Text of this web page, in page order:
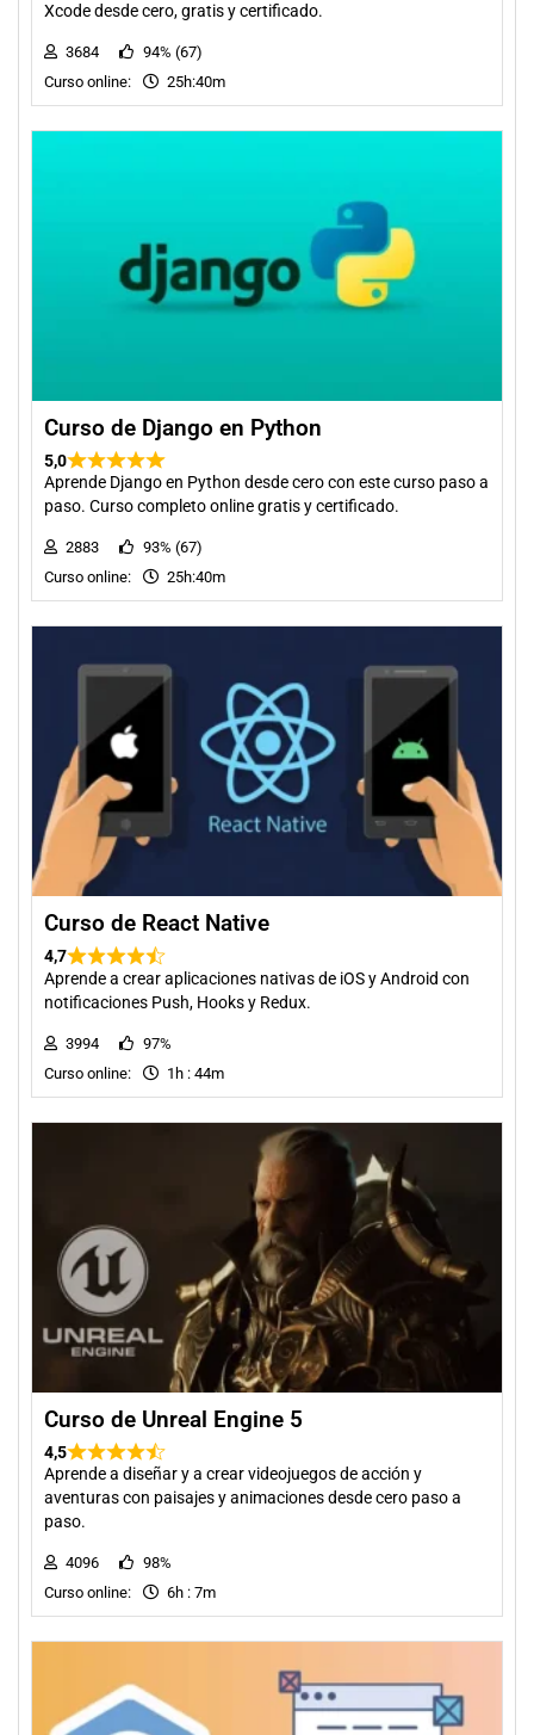
Xcode desde cero, gratis y certificado.
3684
94% (67)
Curso online:
25h:40m
Curso de Django en Python
5,0
Aprende Django en Python desde cero con este curso paso a
paso. Curso completo online gratis y certificado.
2883
93% (67)
Curso online:
25h:40m
Curso de React Native
4,7
Aprende a crear aplicaciones nativas de iOS y Android con
notificaciones Push, Hooks y Redux.
3994
97%
Curso online:
1h : 44m
Curso de Unreal Engine 5
4,5
Aprende a diseñar y a crear videojuegos de acción y
aventuras con paisajes y animaciones desde cero paso a
paso.
4096
98%
Curso online:
6h : 7m